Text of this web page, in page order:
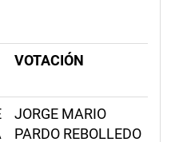
VOTACIÓN
JORGE MARIO
PARDO REBOLLEDO